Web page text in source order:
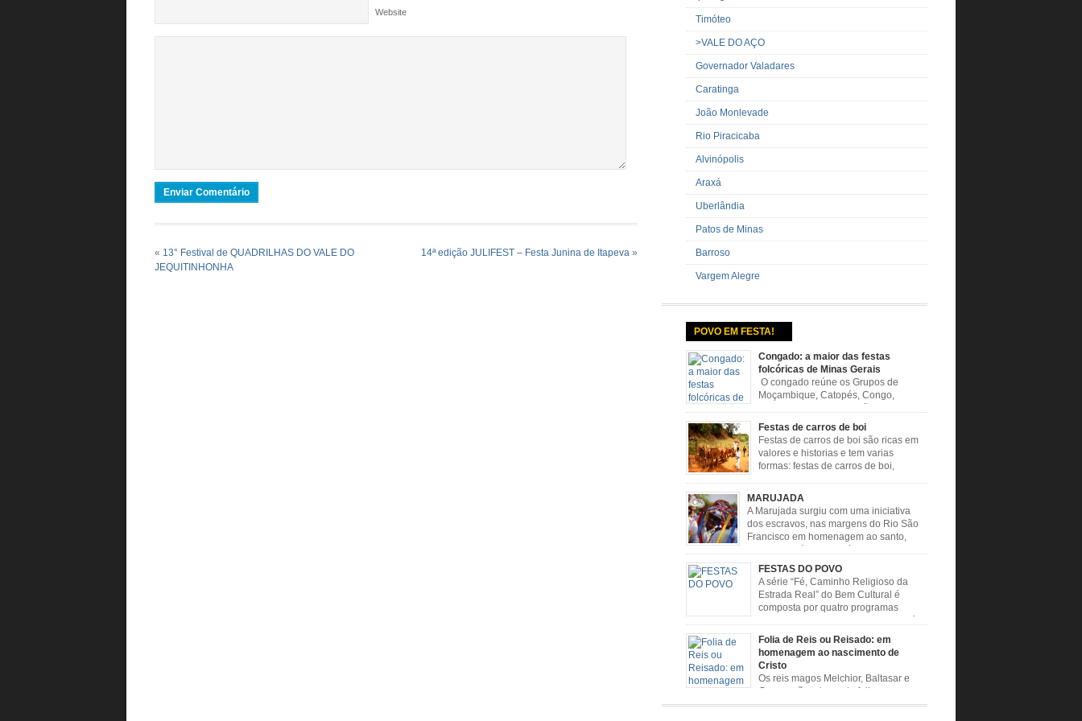
Website
« 13° Festival de QUADRILHAS DO VALE DO
JEQUITINHONHA
14ª edição JULIFEST – Festa Junina de Itapeva »
Timóteo
>VALE DO AÇO
Governador Valadares
Caratinga
João Monlevade
Rio Piracicaba
Alvinópolis
Araxá
Uberlândia
Patos de Minas
Barroso
Vargem Alegre
POVO EM FESTA!
Congado: a maior das festas
folcóricas de Minas Gerais
O congado reúne os Grupos de
Moçambique, Catopés, Congo,
Marujada, Caboclos, Vilão e
Candombe. Escravos trazidos da África buscavam,
através de rituais, extrapolar seus sentimentos e culto
a sua fé. O Congado nasceu da fusão destes ritos com
a religião católica, imposta aos negros pela Igreja,
surgindo novas histórias que envolviam, sobretudo,
Nossa Senhora do […]
Festas de carros de boi
Festas de carros de boi são ricas em
valores e historias e tem varias
formas: festas de carros de boi,
carros de boi, rodeios, carreatas de carros de boi,
mutirão de carros de boi, carreteada, carreiros,
candeeiros, boiadas, carapinas, artesãos, exposição
agropecuária, ou seja é um ponto forte […]
MARUJADA
A Marujada surgiu com uma iniciativa
dos escravos, nas margens do Rio São
Francisco em homenagem ao santo,
identidade dos negros escravizados, São Benedito.
Este Santo foi assumido como sendo milagroso e
grande protetor de suas causas. o ponto alto da festa
de São Benedito é a Marujada. […]
FESTAS DO POVO
A série “Fé, Caminho Religioso da
Estrada Real” do Bem Cultural é
composta por quatro programas
o patrimônio imaterial das cidades que fazem parte
rota religiosa que liga os Santuários de Nossa
Senhora da Piedade (MG) e Nossa Senhora da
Conceição Aparecida (SP) pela Estrada Real. Quarto
episódio […]
Folia de Reis ou Reisado: em
homenagem ao nascimento de
Cristo
Os reis magos Melchior, Baltasar e
Gaspar são o tema da folia, que
acontece no período de festas, entre 24 de dezembro e